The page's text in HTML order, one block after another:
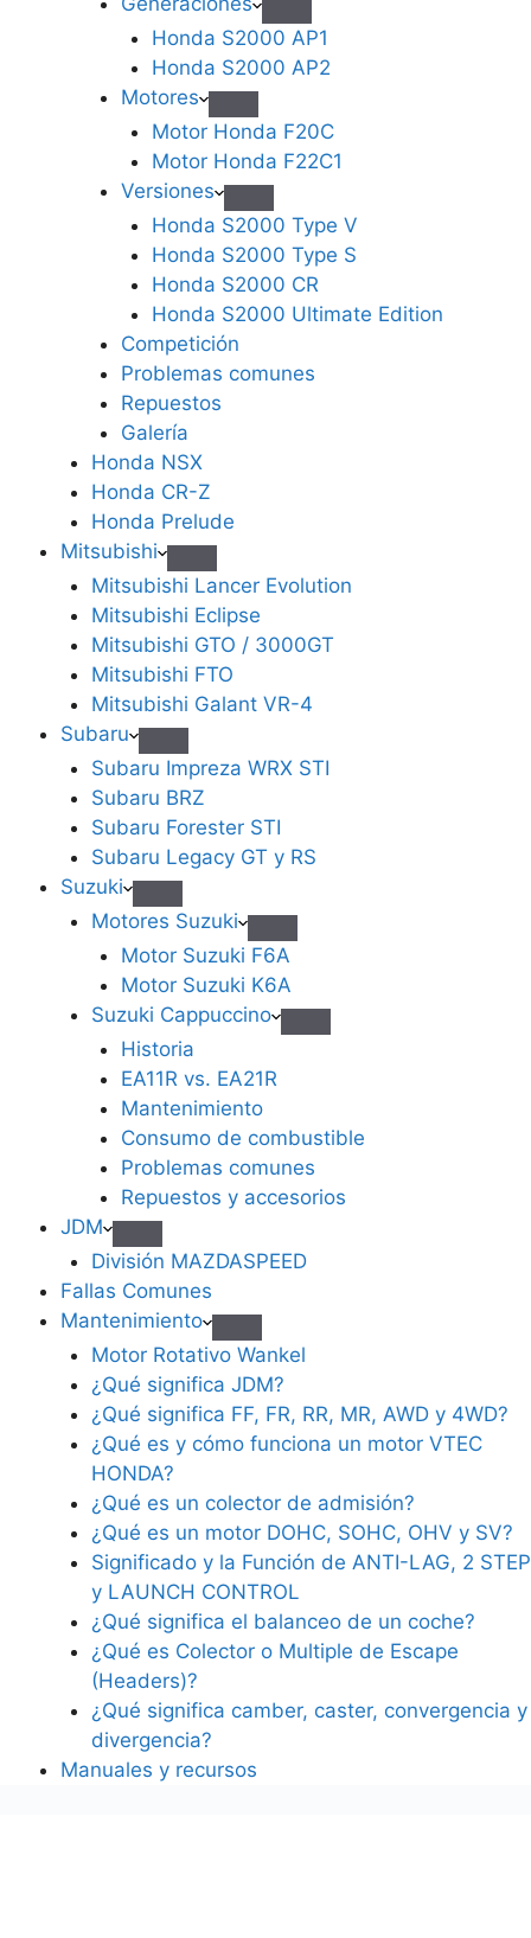
Honda S2000 AP1
Honda S2000 AP2
Motores
Motor Honda F20C
Motor Honda F22C1
Versiones
Honda S2000 Type V
Honda S2000 Type S
Honda S2000 CR
Honda S2000 Ultimate Edition
Competición
Problemas comunes
Repuestos
Galería
Honda NSX
Honda CR-Z
Honda Prelude
Mitsubishi
Mitsubishi Lancer Evolution
Mitsubishi Eclipse
Mitsubishi GTO / 3000GT
Mitsubishi FTO
Mitsubishi Galant VR-4
Subaru
Subaru Impreza WRX STI
Subaru BRZ
Subaru Forester STI
Subaru Legacy GT y RS
Suzuki
Motores Suzuki
Motor Suzuki F6A
Motor Suzuki K6A
Suzuki Cappuccino
Historia
EA11R vs. EA21R
Mantenimiento
Consumo de combustible
Problemas comunes
Repuestos y accesorios
JDM
División MAZDASPEED
Fallas Comunes
Mantenimiento
Motor Rotativo Wankel
¿Qué significa JDM?
¿Qué significa FF, FR, RR, MR, AWD y 4WD?
¿Qué es y cómo funciona un motor VTEC
HONDA?
¿Qué es un colector de admisión?
¿Qué es un motor DOHC, SOHC, OHV y SV?
Significado y la Función de ANTI-LAG, 2 STEP
y LAUNCH CONTROL
¿Qué significa el balanceo de un coche?
¿Qué es Colector o Multiple de Escape
(Headers)?
¿Qué significa camber, caster, convergencia y
divergencia?
Manuales y recursos